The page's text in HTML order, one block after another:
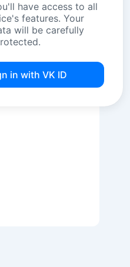
have access to all
features. Your
will be carefully
in with VK ID